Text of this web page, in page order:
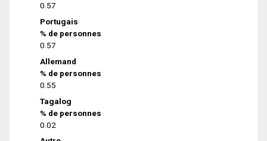
0.57
Portugais
% de personnes
0.57
Allemand
% de personnes
0.55
Tagalog
% de personnes
0.02